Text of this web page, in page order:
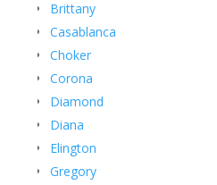
Brittany
Casablanca
Choker
Corona
Diamond
Diana
Elington
Gregory